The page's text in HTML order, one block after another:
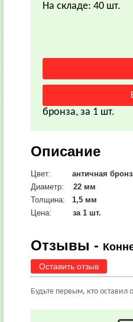
На складе: 40 шт.
бронза, за 1 шт.
Описание
Цвет:
античная
Диаметр: 22 мм
Толщина: 1,5 мм
Цена:
за 1 шт.
Отзывы -
Оставить отзыв
Будьте первым, кто оставил